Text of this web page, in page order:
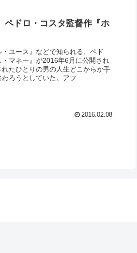
ペドロ・コスタ監督作『ホ
ユース』などで知られる、ペド
マネー』が2016年6月に公開され
たひとりの男の人生どこからか手
ろうとしていた。アフ...
2016.02.08